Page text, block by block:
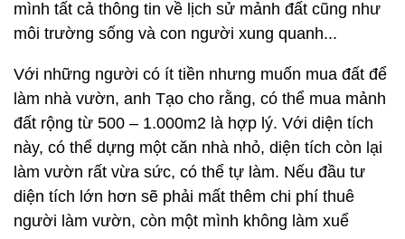
mình tất cả thông tin về lịch sử mảnh đất cũng như
môi trường sống và con người xung quanh...
Với những người có ít tiền nhưng muốn mua đất để
làm nhà vườn, anh Tạo cho rằng, có thể mua mảnh
đất rộng từ 500 – 1.000m2 là hợp lý. Với diện tích
này, có thể dựng một căn nhà nhỏ, diện tích còn lại
làm vườn rất vừa sức, có thể tự làm. Nếu đầu tư
diện tích lớn hơn sẽ phải mất thêm chi phí thuê
người làm vườn, còn một mình không làm xuể